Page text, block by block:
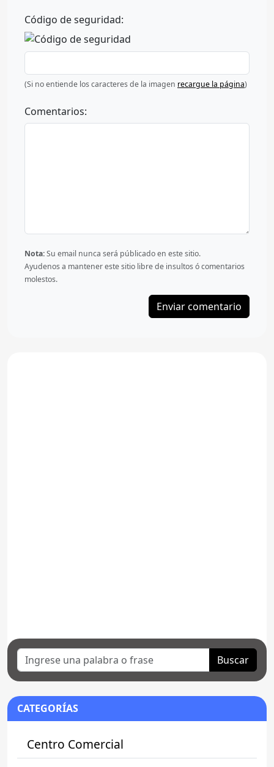
Código de seguridad:
(Si no entiende los caracteres de la imagen recargue la página)
Comentarios:
Nota:Su email nunca será públicado en este sitio.
Ayudenos a mantener este sitio libre de insultos ó comentarios
molestos.
Buscar
CATEGORÍAS
Centro Comercial